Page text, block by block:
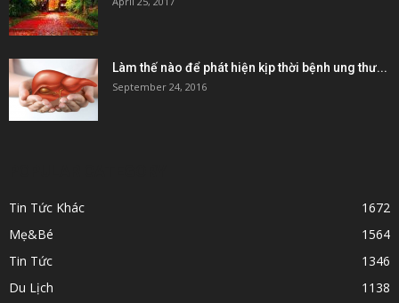
Làm thế nào để phát hiện kịp thời bệnh ung thư...
September 24, 2016
Tin Tức Khác
1672
Mẹ&Bé
1564
Tin Tức
1346
Du Lịch
1138